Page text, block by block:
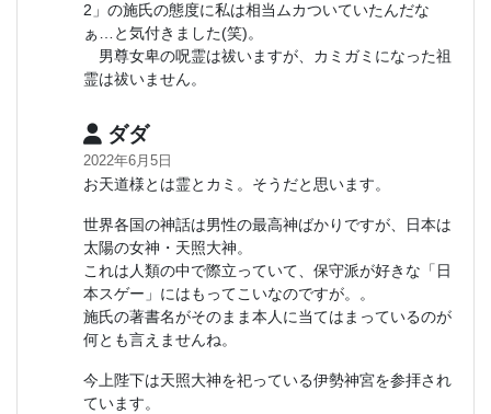
2」の施氏の態度に私は相当ムカついていたんだな
ぁ…と気付きました(笑)。
男尊女卑の呪霊は祓いますが、カミガミになった祖
霊は祓いません。
ダダ
2022年6月5日
お天道様とは霊とカミ。そうだと思います。
世界各国の神話は男性の最高神ばかりですが、日本は
太陽の女神・天照大神。
これは人類の中で際立っていて、保守派が好きな「日
本スゲー」にはもってこいなのですが。。
施氏の著書名がそのまま本人に当てはまっているのが
何とも言えませんね。
今上陛下は天照大神を祀っている伊勢神宮を参拝され
ています。